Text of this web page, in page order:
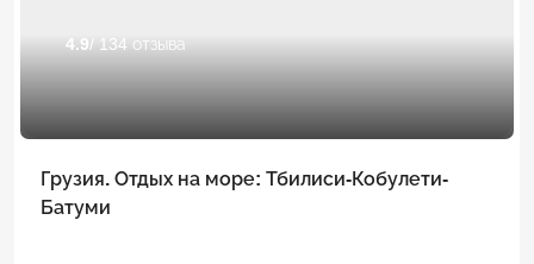
4.9 / 134 отзыва
Грузия. Отдых на море: Тбилиси-Кобулети-
Батуми